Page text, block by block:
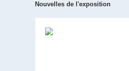
Nouvelles de l'exposition